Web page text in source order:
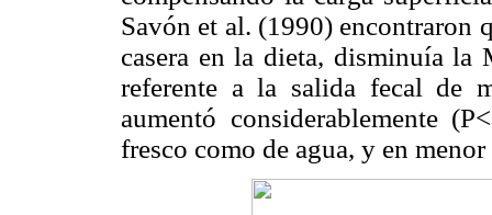
Savón et al. (1990) encontraron
casera en la dieta, disminuía la
referente a la salida fecal de
aumentó considerablemente
fresco como de agua, y en